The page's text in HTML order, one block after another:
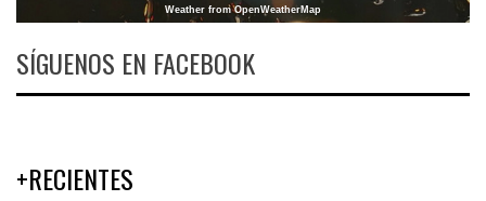
Weather from OpenWeatherMap
SÍGUENOS EN FACEBOOK
+RECIENTES